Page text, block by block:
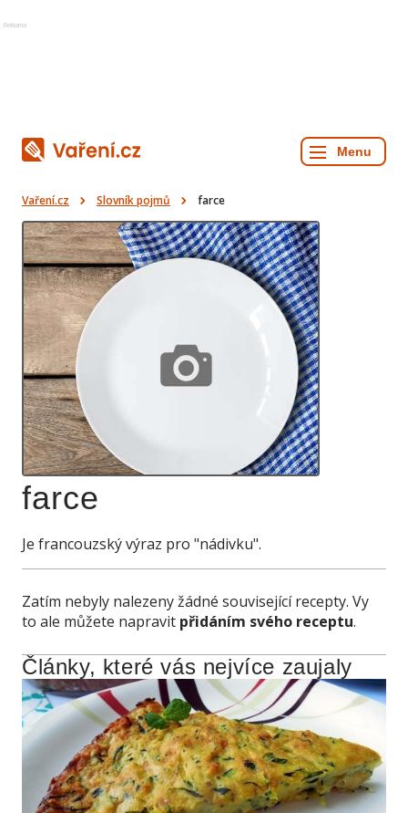
Reklama
Vaření.cz Slovník pojmů farce
farce
Je francouzský výraz pro "nádivku".
Zatím nebyly nalezeny žádné související recepty. Vy
to ale můžete napravit přidáním svého receptu.
Články, které vás nejvíce zaujaly